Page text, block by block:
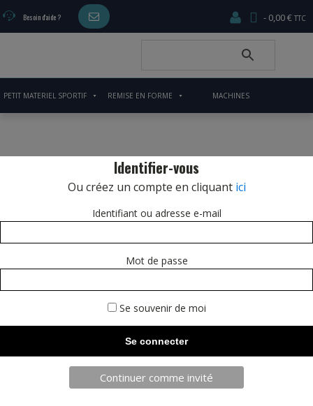
Besoin d'aide ? 0,00 €
PETIT MATERIEL SPORTIF REMISE EN FORME MACHINES
SARL JPCA - SportServ
Identifier-vous
Ou créez un compte en cliquant ici
Identifiant ou adresse e-mail
Mot de passe
Se souvenir de moi
Continuer comme invité